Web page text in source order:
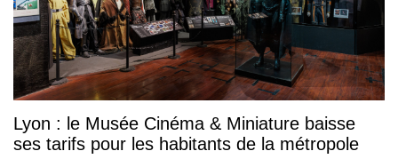
Lyon : le Musée Cinéma & Miniature baisse
ses tarifs pour les habitants de la métropole